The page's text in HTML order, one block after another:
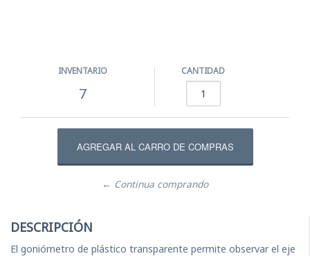
INVENTARIO
7
CANTIDAD
← Continua comprando
DESCRIPCIÓN
El goniómetro de plástico transparente permite observar el eje